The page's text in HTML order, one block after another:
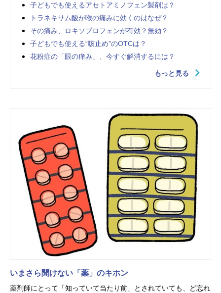
子どもでも使えるアセトアミノフェン製剤は？
トラネキサム酸が喉の痛みに効くのはなぜ？
その痛み、ロキソプロフェンが有効？無効？
子どもでも使える“咳止め”のOTCは？
花粉症の「眼の痒み」、今すぐ解消するには？
もっと見る
いまさら聞けない「薬」のキホン
薬剤師にとって「知っていて当たり前」とされていても、ど忘れ